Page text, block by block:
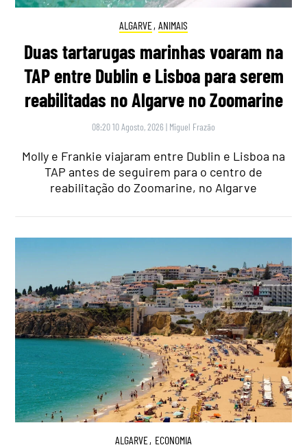
ALGARVE, ANIMAIS
Duas tartarugas marinhas voaram na
TAP entre Dublin e Lisboa para serem
reabilitadas no Algarve no Zoomarine
08:20 10 Agosto, 2026 | Miguel Frazão
Molly e Frankie viajaram entre Dublin e Lisboa na
TAP antes de seguirem para o centro de
reabilitação do Zoomarine, no Algarve
ALGARVE, ECONOMIA